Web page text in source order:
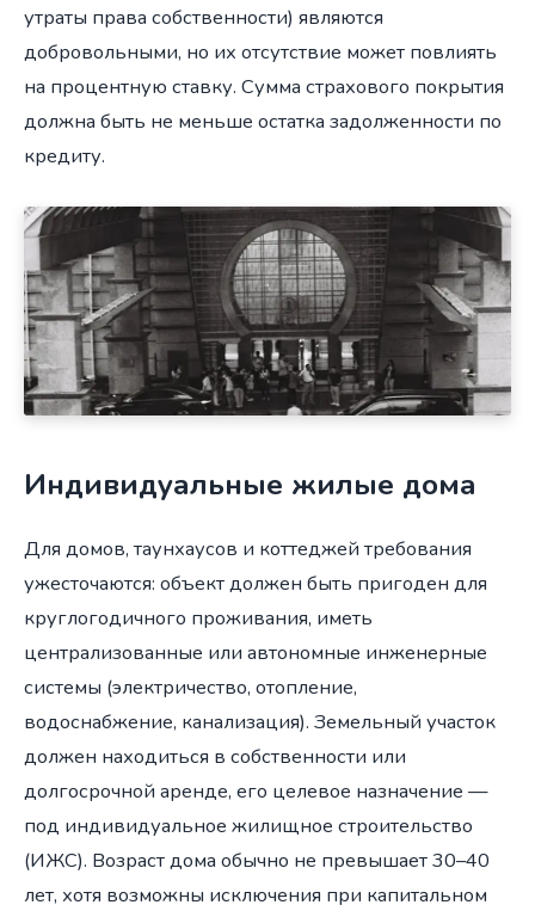
утраты права собственности) являются
добровольными, но их отсутствие может повлиять
на процентную ставку. Сумма страхового покрытия
должна быть не меньше остатка задолженности по
кредиту.
Индивидуальные жилые дома
Для домов, таунхаусов и коттеджей требования
ужесточаются: объект должен быть пригоден для
круглогодичного проживания, иметь
централизованные или автономные инженерные
системы (электричество, отопление,
водоснабжение, канализация). Земельный участок
должен находиться в собственности или
долгосрочной аренде, его целевое назначение —
под индивидуальное жилищное строительство
(ИЖС). Возраст дома обычно не превышает 30–40
лет, хотя возможны исключения при капитальном